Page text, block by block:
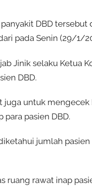
DBD
pada Senin (29/1/
Jinik selaku Ketua
DBD.
juga untuk
pasien DBD.
jumlah
rawat inap